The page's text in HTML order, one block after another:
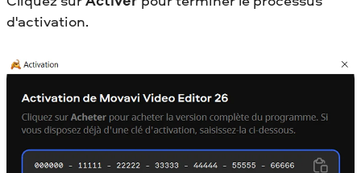
d'activation.